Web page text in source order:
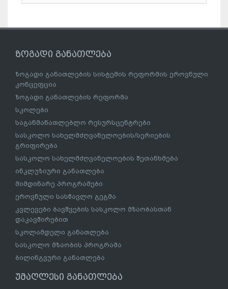
ზოგადი განათლება
ზოგადი განათლების სისტემის რეფორმის ეროვნული
კონცეფცია
ზოგადი განათლების რეფორმა
სკოლები
საგანმანათლებლო რესურსცენტრები
სასკოლო სახელმძღვანელოების/სერიების
გრიფირება
სასკოლო სახელმძღვანელოების შეთანხმება
ინკლუზიური განათლება
მიმდინარე პროგრამები
ეროვნული სასწავლო გეგმა
კვლევები ბავშვების სასკოლო მზაობასთან
დაკავშირებით
სკოლამდელი განათლება
სასკოლო მზაობის პროგრამა
ბილინგვური განათლება
უმაღლესი განათლება